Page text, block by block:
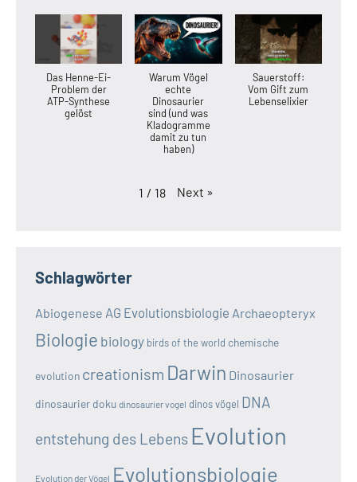
Das Henne-Ei-
Problem der
ATP-Synthese
gelöst
Warum Vögel
echte
Dinosaurier
sind (und was
Kladogramme
damit zu tun
haben)
Sauerstoff:
Vom Gift zum
Lebenselixier
1 / 18 Next »
Schlagwörter
Abiogenese AG Evolutionsbiologie Archaeopteryx
Biologie biology birds of the world chemische
evolution creationism Darwin Dinosaurier
dinosaurier doku dinosaurier vogel dinos vögel DNA
entstehung des Lebens Evolution
Evolution der Vögel Evolutionsbiologie